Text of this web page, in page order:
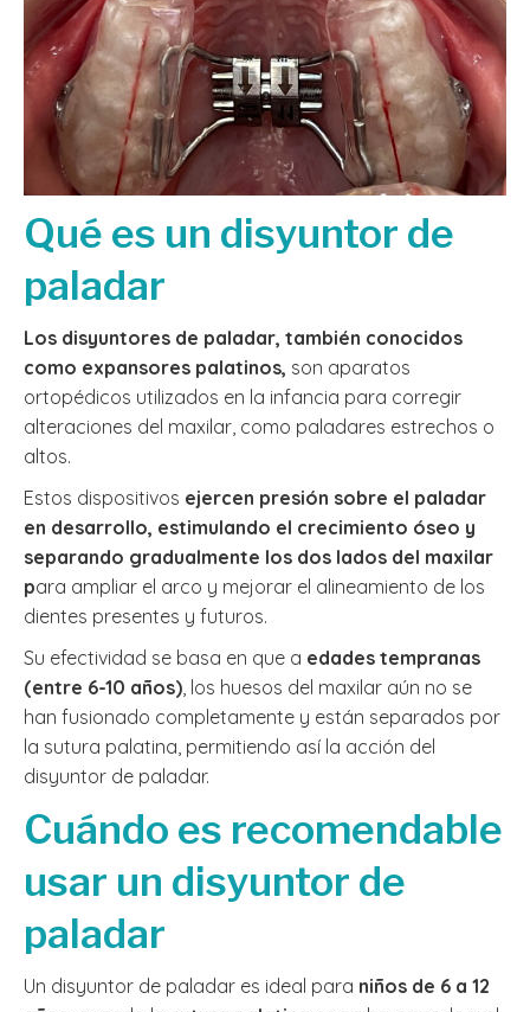
Qué es un disyuntor de
paladar
Los disyuntores de paladar, también conocidos
como expansores palatinos, son aparatos
ortopédicos utilizados en la infancia para corregir
alteraciones del maxilar, como paladares estrechos o
altos.
Estos dispositivos ejercen presión sobre el paladar
en desarrollo, estimulando el crecimiento óseo y
separando gradualmente los dos lados del maxilar
para ampliar el arco y mejorar el alineamiento de los
dientes presentes y futuros.
Su efectividad se basa en que a edades tempranas
(entre 6-10 años) , los huesos del maxilar aún no se
han fusionado completamente y están separados por
la sutura palatina, permitiendo así la acción del
disyuntor de paladar.
Cuándo es recomendable
usar un disyuntor de
paladar
Un disyuntor de paladar es ideal para niños de 6 a 12